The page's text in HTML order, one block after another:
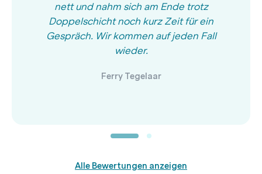
nett und nahm sich am Ende trotz
Doppelschicht noch kurz Zeit für ein
Gespräch. Wir kommen auf jeden Fall
wieder.
Ferry Tegelaar
Alle Bewertungen anzeigen